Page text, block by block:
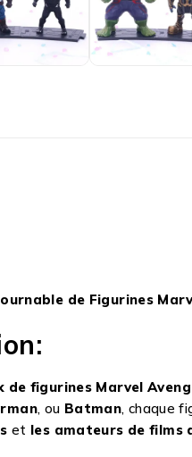
de Figurines
de figurines Marvel
, ou Batman, chaque
et les amateurs de films